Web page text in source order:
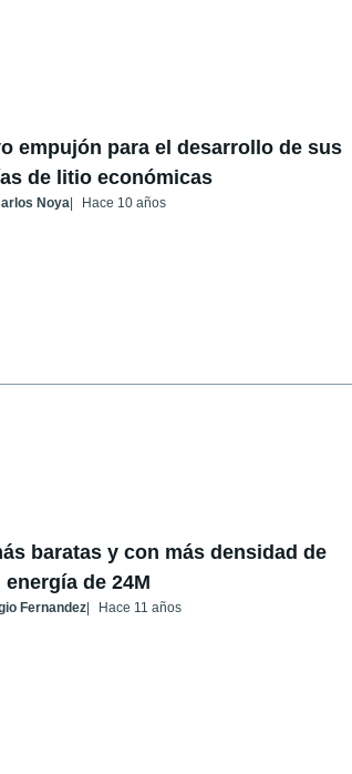
empujón para el desarrollo de sus
de litio económicas
Noya Hace 10 años
baratas y con más densidad de
energía de 24M
Fernandez Hace 11 años